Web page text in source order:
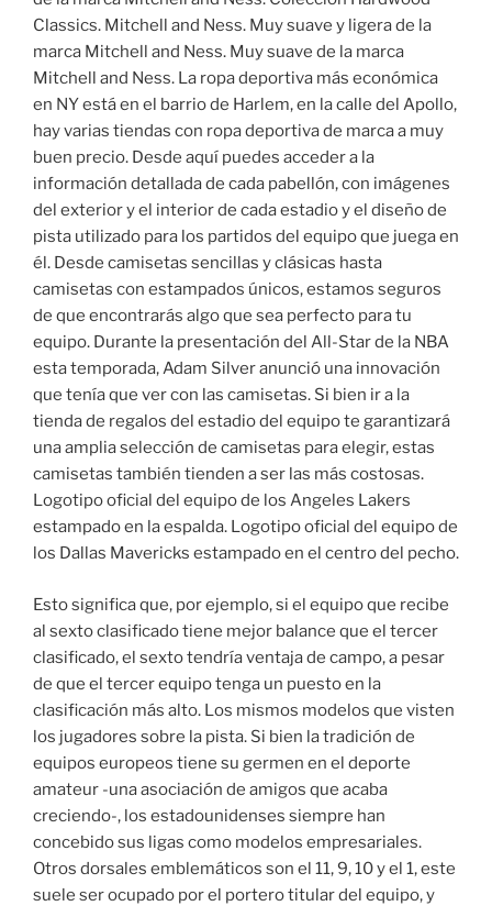
Classics. Mitchell and Ness. Muy suave y ligera de la
marca Mitchell and Ness. Muy suave de la marca
Mitchell and Ness. La ropa deportiva más económica
en NY está en el barrio de Harlem, en la calle del Apollo,
hay varias tiendas con ropa deportiva de marca a muy
buen precio. Desde aquí puedes acceder a la
información detallada de cada pabellón, con imágenes
del exterior y el interior de cada estadio y el diseño de
pista utilizado para los partidos del equipo que juega en
él. Desde camisetas sencillas y clásicas hasta
camisetas con estampados únicos, estamos seguros
de que encontrarás algo que sea perfecto para tu
equipo. Durante la presentación del All-Star de la NBA
esta temporada, Adam Silver anunció una innovación
que tenía que ver con las camisetas. Si bien ir a la
tienda de regalos del estadio del equipo te garantizará
una amplia selección de camisetas para elegir, estas
camisetas también tienden a ser las más costosas.
Logotipo oficial del equipo de los Angeles Lakers
estampado en la espalda. Logotipo oficial del equipo de
los Dallas Mavericks estampado en el centro del pecho.
Esto significa que, por ejemplo, si el equipo que recibe
al sexto clasificado tiene mejor balance que el tercer
clasificado, el sexto tendría ventaja de campo, a pesar
de que el tercer equipo tenga un puesto en la
clasificación más alto. Los mismos modelos que visten
los jugadores sobre la pista. Si bien la tradición de
equipos europeos tiene su germen en el deporte
amateur -una asociación de amigos que acaba
creciendo-, los estadounidenses siempre han
concebido sus ligas como modelos empresariales.
Otros dorsales emblemáticos son el 11, 9, 10 y el 1, este
suele ser ocupado por el portero titular del equipo, y